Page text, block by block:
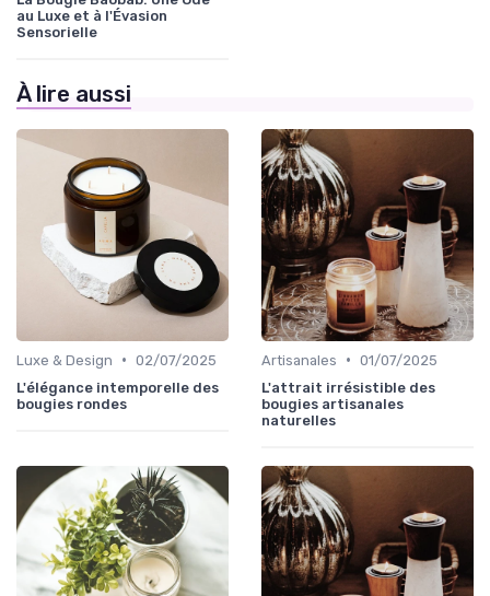
au Luxe et à l'Évasion
Sensorielle
À lire aussi
Luxe & Design • 02/07/2025
L'élégance intemporelle des
bougies rondes
Artisanales • 01/07/2025
L'attrait irrésistible des
bougies artisanales
naturelles